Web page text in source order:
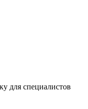
для специалистов